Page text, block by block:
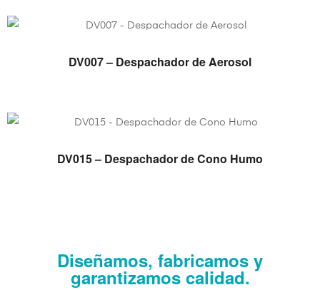
VER PRODUCTO
DV007 – Despachador de Aerosol
VER PRODUCTO
DV015 – Despachador de Cono Humo
Diseñamos, fabricamos y
garantizamos calidad.